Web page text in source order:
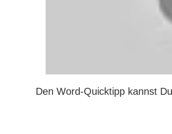
Den Word-Quicktipp kannst